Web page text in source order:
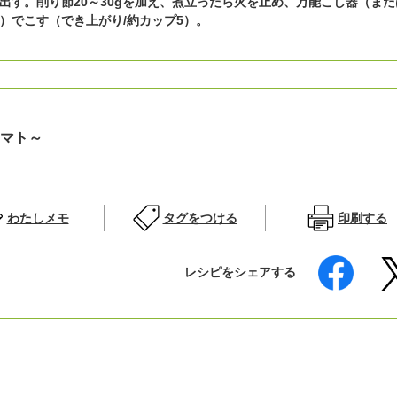
でこす（でき上がり/約カップ5）。
ト～
わたしメモ タグをつける 印刷する
レシピをシェアする